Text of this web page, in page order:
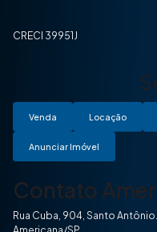
CRECI 39951J
Venda Locação
Anunciar Imóvel
Contato
Rua Cuba, 904, Santo Antônio.